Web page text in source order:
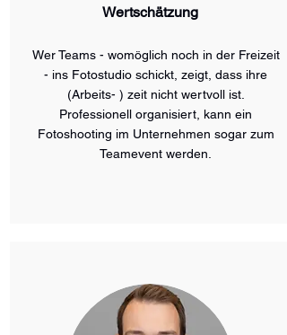
Wertschätzung
Wer Teams - womöglich noch in der Freizeit
- ins Fotostudio schickt, zeigt, dass ihre
(Arbeits- ) zeit nicht wertvoll ist.
Professionell organisiert, kann ein
Fotoshooting im Unternehmen sogar zum
Teamevent werden.